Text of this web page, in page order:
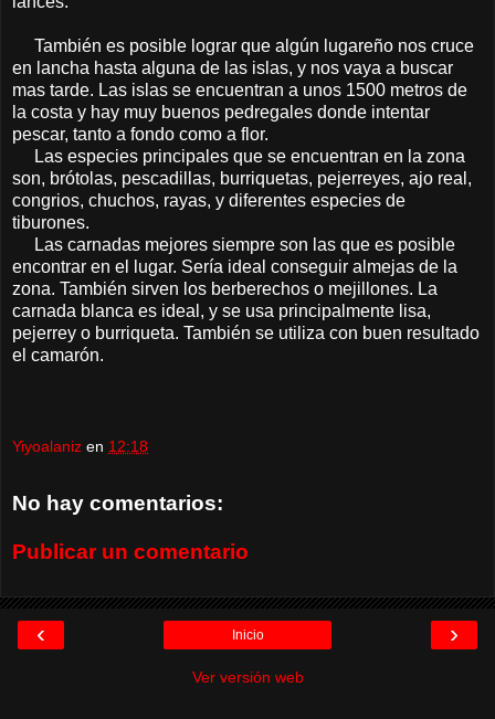
También es posible lograr que algún lugareño nos cruce
en lancha hasta alguna de las islas, y nos vaya a buscar
mas tarde. Las islas se encuentran a unos 1500 metros de
la costa y hay muy buenos pedregales donde intentar
pescar, tanto a fondo como a flor.
Las especies principales que se encuentran en la zona
son, brótolas, pescadillas, burriquetas, pejerreyes, ajo real,
congrios, chuchos, rayas, y diferentes especies de
tiburones.
Las carnadas mejores siempre son las que es posible
encontrar en el lugar. Sería ideal conseguir almejas de la
zona. También sirven los berberechos o mejillones. La
carnada blanca es ideal, y se usa principalmente lisa,
pejerrey o burriqueta. También se utiliza con buen resultado
el camarón.
Yiyoalaniz en 12:18
No hay comentarios:
Publicar un comentario
‹ ›
Inicio
Ver versión web